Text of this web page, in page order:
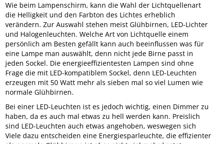
Wie beim Lampenschirm, kann die Wahl der Lichtquellenart
die Helligkeit und den Farbton des Lichtes erheblich
verändern. Zur Auswahl stehen meist Glühbirnen, LED-Lichter
und Halogenleuchten. Welche Art von Lichtquelle einem
persönlich am Besten gefällt kann auch beeinflussen was für
eine Lampe man auswählt, denn nicht jede Birne passt in
jeden Sockel. Die energieeffizientesten Lampen sind ohne
Frage die mit LED-kompatiblem Sockel, denn LED-Leuchten
erzeugen mit 50 Watt mehr als sieben mal so viel Lumen wie
normale Glühbirnen.
Bei einer LED-Leuchten ist es jedoch wichtig, einen Dimmer zu
haben, da es auch mal etwas zu hell werden kann. Preislich
sind LED-Leuchten auch etwas angehoben, weswegen sich
Viele dazu entscheiden eine Energiesparleuchte, die effizienter